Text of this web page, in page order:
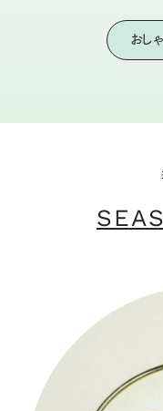
おし